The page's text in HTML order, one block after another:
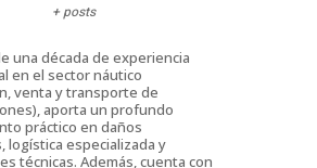
+ posts
una década de experiencia
en el sector náutico
venta y transporte de
aporta un profundo
práctico en daños
logística especializada y
técnicas. Además, cuenta con